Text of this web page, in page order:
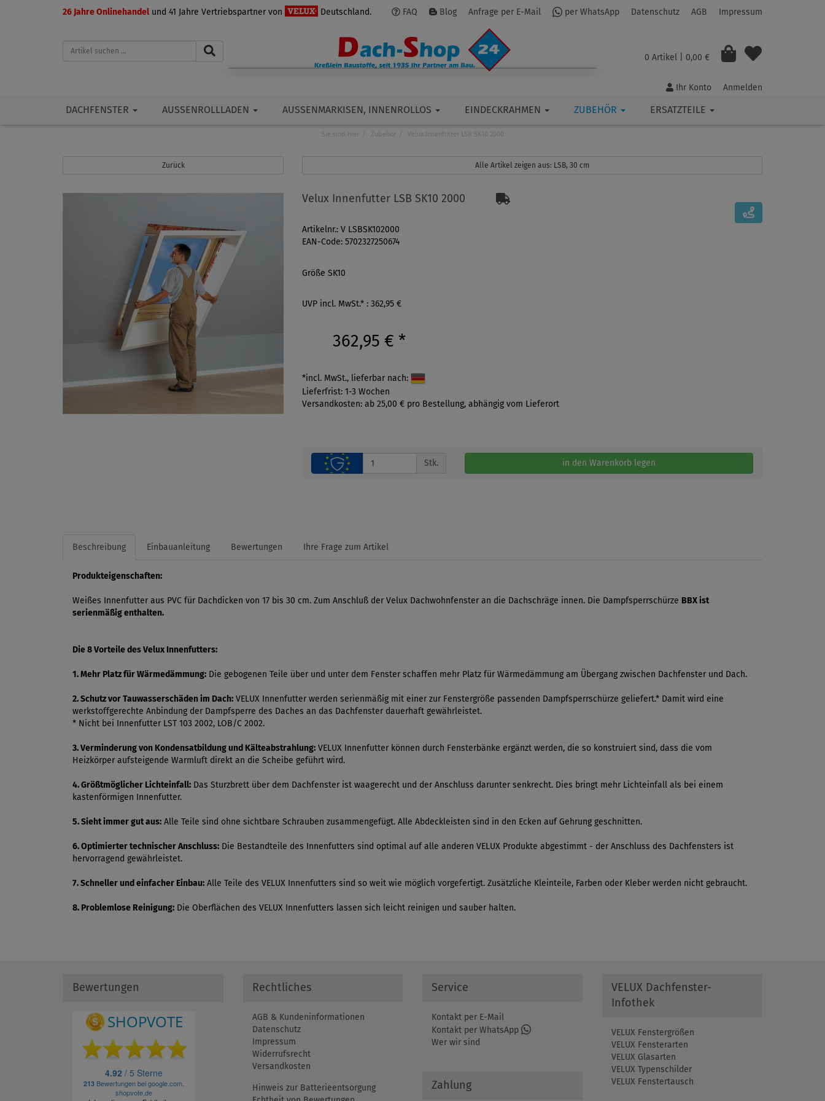
26 Jahre Onlinehandel und 41 Jahre Vertriebspartner von Deutschland. FAQ Blog Anfrage per E-Mail per WhatsApp Datenschutz AGB Impressum
0 Artikel | 0,00 €
Ihr Konto Anmelden
DACHFENSTER AUSSENROLLLADEN AUSSENMARKISEN, INNENROLLOS EINDECKRAHMEN ZUBEHÖR ERSATZTEILE
Sie sind hier Zubehör Velux Innenfutter LSB SK10 2000
Zurück Alle Artikel zeigen aus: LSB, 30 cm
Velux Innenfutter LSB SK10 2000
Artikelnr.: V LSBSK102000
EAN-Code: 5702327250674
Größe SK10
UVP incl. MwSt.* : 362,95 €
362,95 € *
*incl. MwSt., lieferbar nach:
Lieferfrist: 1-3 Wochen
Versandkosten: ab 25,00 € pro Bestellung, abhängig vom Lieferort
Stk. in den Warenkorb legen
Beschreibung Einbauanleitung Bewertungen Ihre Frage zum Artikel
Produkteigenschaften:
Weißes Innenfutter aus PVC für Dachdicken von 17 bis 30 cm. Zum Anschluß der Velux Dachwohnfenster an die Dachschräge innen. Die Dampfsperrschürze BBX ist
serienmäßig enthalten.
Die 8 Vorteile des Velux Innenfutters:
1. Mehr Platz für Wärmedämmung: Die gebogenen Teile über und unter dem Fenster schaffen mehr Platz für Wärmedämmung am Übergang zwischen Dachfenster und Dach.
2. Schutz vor Tauwasserschäden im Dach: VELUX Innenfutter werden serienmäßig mit einer zur Fenstergröße passenden Dampfsperrschürze geliefert.* Damit wird eine
werkstoffgerechte Anbindung der Dampfsperre des Daches an das Dachfenster dauerhaft gewährleistet.
* Nicht bei Innenfutter LST 103 2002, LOB/C 2002.
3. Verminderung von Kondensatbildung und Kälteabstrahlung: VELUX Innenfutter können durch Fensterbänke ergänzt werden, die so konstruiert sind, dass die vom
Heizkörper aufsteigende Warmluft direkt an die Scheibe geführt wird.
4. Größtmöglicher Lichteinfall: Das Sturzbrett über dem Dachfenster ist waagerecht und der Anschluss darunter senkrecht. Dies bringt mehr Lichteinfall als bei einem
kastenförmigen Innenfutter.
5. Sieht immer gut aus: Alle Teile sind ohne sichtbare Schrauben zusammengefügt. Alle Abdeckleisten sind in den Ecken auf Gehrung geschnitten.
6. Optimierter technischer Anschluss: Die Bestandteile des Innenfutters sind optimal auf alle anderen VELUX Produkte abgestimmt - der Anschluss des Dachfensters ist
hervorragend gewährleistet.
7. Schneller und einfacher Einbau: Alle Teile des VELUX Innenfutters sind so weit wie möglich vorgefertigt. Zusätzliche Kleinteile, Farben oder Kleber werden nicht gebraucht.
8. Problemlose Reinigung: Die Oberflächen des VELUX Innenfutters lassen sich leicht reinigen und sauber halten.
Bewertungen Rechtliches
AGB & Kundeninformationen
Datenschutz
Impressum
Widerrufsrecht
Versandkosten
Hinweis zur Batterieentsorgung
Service
Kontakt per E-Mail
Kontakt per WhatsApp
Wer wir sind
Zahlung
VELUX Dachfenster-
Infothek
VELUX Fenstergrößen
VELUX Fensterarten
VELUX Glasarten
VELUX Typenschilder
VELUX Fenstertausch